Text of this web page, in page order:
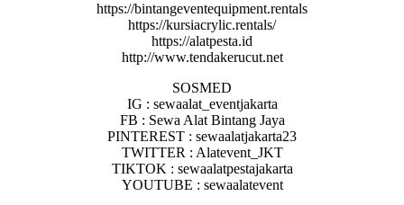
https://bintangeventequipment.rentals
https://kursiacrylic.rentals/
https://alatpesta.id
http://www.tendakerucut.net
SOSMED
IG : sewaalat_eventjakarta
FB : Sewa Alat Bintang Jaya
PINTEREST : sewaalatjakarta23
TWITTER : Alatevent_JKT
TIKTOK : sewaalatpestajakarta
YOUTUBE : sewaalatevent